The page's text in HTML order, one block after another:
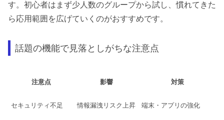
す。初心者はまず少人数のグループから試し、慣れてきた
ら応用範囲を広げていくのがおすすめです。
話題の機能で見落としがちな注意点
注意点 影響 対策
セキュリティ不足 情報漏洩リスク上昇 端末・アプリの強化